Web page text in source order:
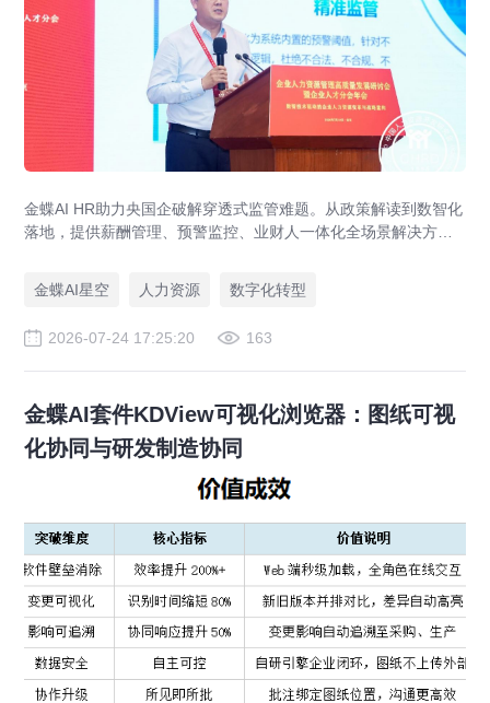
金蝶AI HR助力央国企破解穿透式监管难题。从政策解读到数智化
落地，提供薪酬管理、预警监控、业财人一体化全场景解决方
金蝶AI星空
人力资源 数字化转型
2026-07-24 17:25:20 163
金蝶AI套件KDView可视化浏览器：图纸可视
化协同与研发制造协同